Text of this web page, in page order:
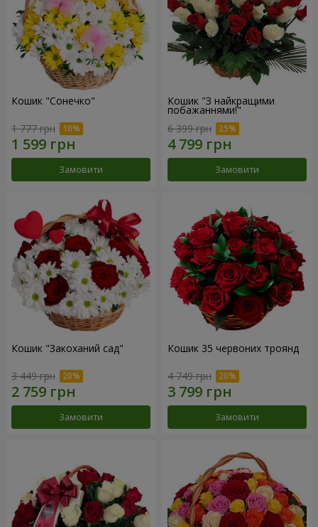
Кошик "Сонечко"
1 777 грн
Замовити
Кошик "З найкращими
побажаннями!"
6 399 грн
Замовити
Кошик "Закоханий сад"
3 449 грн
Замовити
Кошик 35 червоних троянд
4 749 грн
Замовити